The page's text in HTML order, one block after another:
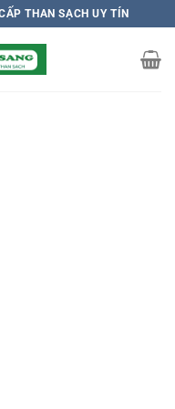
THAN SẠCH UY TÍN